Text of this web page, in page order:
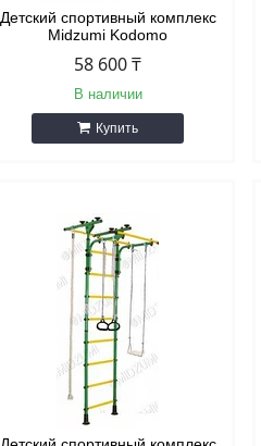
Детский спортивный комплекс
Midzumi Kodomo
58 600 ₸
В наличии
Купить